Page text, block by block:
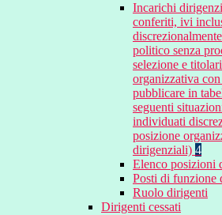
Incarichi
conferiti, ivi
politico senza
selezione e
organizzativa
pubblicare in
seguenti
individuati
posizione
dirigenziali) 4
Elenco posizioni
Posti di funzione
Ruolo dirigenti
Dirigenti cessati